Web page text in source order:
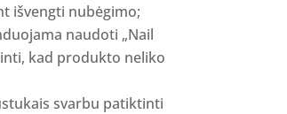
išvengti nubėgimo;
naudoti „Nail
kad produkto neliko
svarbu patiktinti